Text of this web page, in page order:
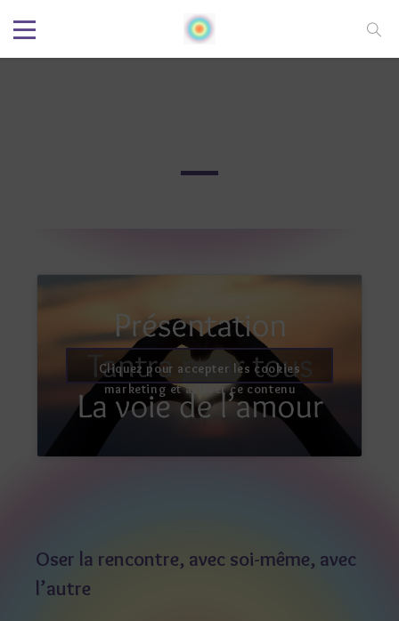
Cliquez pour accepter les cookies
marketing et activer ce contenu
Oser la rencontre, avec soi-même, avec
l’autre